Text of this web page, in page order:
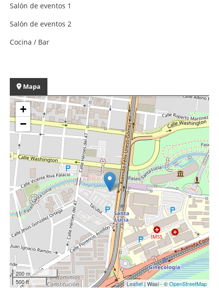
Salón de eventos 1
Salón de eventos 2
Cocina / Bar
Mapa
+
−
200 m
500 ft
Leaflet| Wasi - ©OpenStreetMap